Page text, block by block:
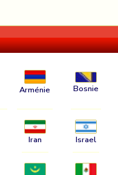
Arménie Bosnie
Iran Israel